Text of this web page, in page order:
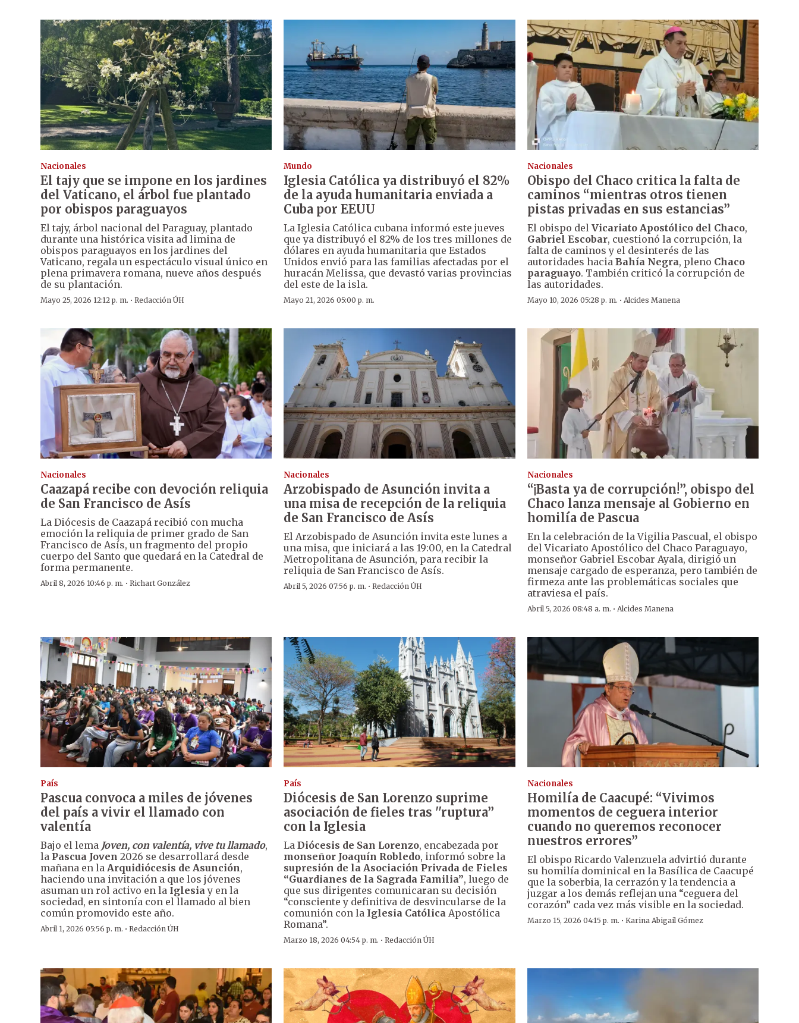
Nacionales
El tajy que se impone en los jardines
del Vaticano, el árbol fue plantado
por obispos paraguayos
El tajy, árbol nacional del Paraguay, plantado
durante una histórica visita ad limina de
obispos paraguayos en los jardines del
Vaticano, regala un espectáculo visual único en
plena primavera romana, nueve años después
de su plantación.
Mayo 25, 2026 12:12 p. m. · Redacción ÚH
Mundo
Iglesia Católica ya distribuyó el 82%
de la ayuda humanitaria enviada a
Cuba por EEUU
La Iglesia Católica cubana informó este jueves
que ya distribuyó el 82% de los tres millones de
dólares en ayuda humanitaria que Estados
Unidos envió para las familias afectadas por el
huracán Melissa, que devastó varias provincias
del este de la isla.
Mayo 21, 2026 05:00 p. m.
Nacionales
Obispo del Chaco critica la falta de
caminos “mientras otros tienen
pistas privadas en sus estancias”
El obispo del Vicariato Apostólico del Chaco,
Gabriel Escobar, cuestionó la corrupción, la
falta de caminos y el desinterés de las
autoridades hacia Bahía Negra, pleno Chaco
paraguayo. También criticó la corrupción de
las autoridades.
Mayo 10, 2026 05:28 p. m. · Alcides Manena
Nacionales
Caazapá recibe con devoción reliquia
de San Francisco de Asís
La Diócesis de Caazapá recibió con mucha
emoción la reliquia de primer grado de San
Francisco de Asís, un fragmento del propio
cuerpo del Santo que quedará en la Catedral de
forma permanente.
Abril 8, 2026 10:46 p. m. · Richart González
Nacionales
Arzobispado de Asunción invita a
una misa de recepción de la reliquia
de San Francisco de Asís
El Arzobispado de Asunción invita este lunes a
una misa, que iniciará a las 19:00, en la Catedral
Metropolitana de Asunción, para recibir la
reliquia de San Francisco de Asís.
Abril 5, 2026 07:56 p. m. ·Redacción ÚH
Nacionales
“¡Basta ya de corrupción!”, obispo del
Chaco lanza mensaje al Gobierno en
homilía de Pascua
En la celebración de la Vigilia Pascual, el obispo
del Vicariato Apostólico del Chaco Paraguayo,
monseñor Gabriel Escobar Ayala, dirigió un
mensaje cargado de esperanza, pero también de
firmeza ante las problemáticas sociales que
atraviesa el país.
Abril 5, 2026 08:48 a. m. · Alcides Manena
País
Pascua convoca a miles de jóvenes
del país a vivir el llamado con
valentía
Bajo el lema Joven, con valentía, vive tu llamado,
la Pascua Joven 2026 se desarrollará desde
mañana en la Arquidiócesis de Asunción,
haciendo una invitación a que los jóvenes
asuman un rol activo en la Iglesia y en la
sociedad, en sintonía con el llamado al bien
común promovido este año.
Abril 1, 2026 05:56 p. m. · Redacción ÚH
País
Diócesis de San Lorenzo suprime
asociación de fieles tras ''ruptura’’
con la Iglesia
LaDiócesis de San Lorenzo, encabezada por
monseñor Joaquín Robledo, informó sobre la
supresión de la Asociación Privada de Fieles
“Guardianes de la Sagrada Familia”, luego de
que sus dirigentes comunicaran su decisión
“consciente y definitiva de desvincularse de la
comunión con la Iglesia Católica Apostólica
Romana”.
Marzo 18, 2026 04:54 p. m. ·Redacción ÚH
Nacionales
Homilía de Caacupé: “Vivimos
momentos de ceguera interior
cuando no queremos reconocer
nuestros errores”
El obispo Ricardo Valenzuela advirtió durante
su homilía dominical en la Basílica de Caacupé
que la soberbia, la cerrazón y la tendencia a
juzgar a los demás reflejan una “ceguera del
corazón” cada vez más visible en la sociedad.
Marzo 15, 2026 04:15 p. m. · Karina Abigail Gómez